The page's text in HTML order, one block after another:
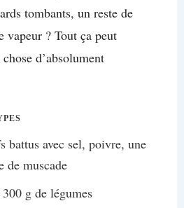
tombants, un reste de
vapeur ? Tout ça peut
d’absolument
battus avec sel, poivre, une
de muscade
g de légumes